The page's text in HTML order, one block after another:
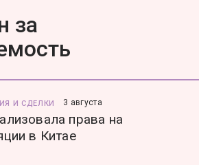
за
И СДЕЛКИ 3 августа
права на
в Китае